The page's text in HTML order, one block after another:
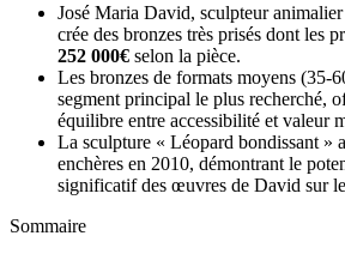
José Maria David, sculpteur
crée des bronzes très prisés dont les
252 000€ selon la pièce.
Les bronzes de formats moyens (35-
segment principal le plus recherché,
équilibre entre accessibilité et valeur
La sculpture « Léopard bondissant »
enchères en 2010, démontrant le
significatif des œuvres de David sur
Sommaire